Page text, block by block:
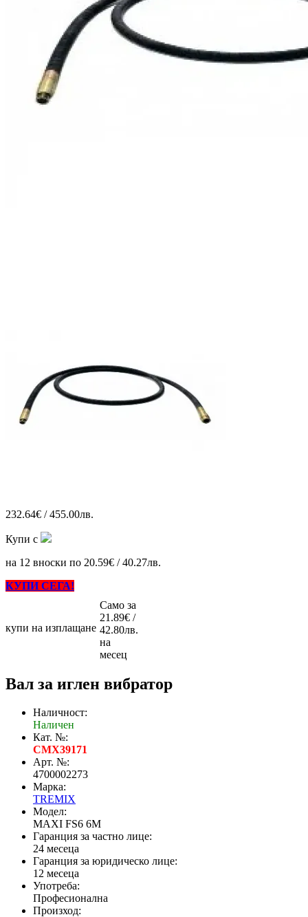
232.64€ / 455.00лв.
Купи с
на 12 вноски по 20.59€ / 40.27лв.
КУПИ СЕГА!
купи на изплащане
Само за
21.89€ /
42.80лв.
на
месец
Вал за иглен вибратор
Наличност:
Наличен
Кат. №:
CMX39171
Арт. №:
4700002273
Марка:
TREMIX
Модел:
MAXI FS6 6М
Гаранция за частно лице:
24 месеца
Гаранция за юридическо лице:
12 месеца
Употреба:
Професионална
Произход: